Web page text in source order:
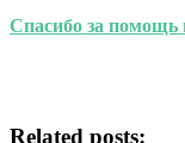
Спасибо за помощь
Related posts: